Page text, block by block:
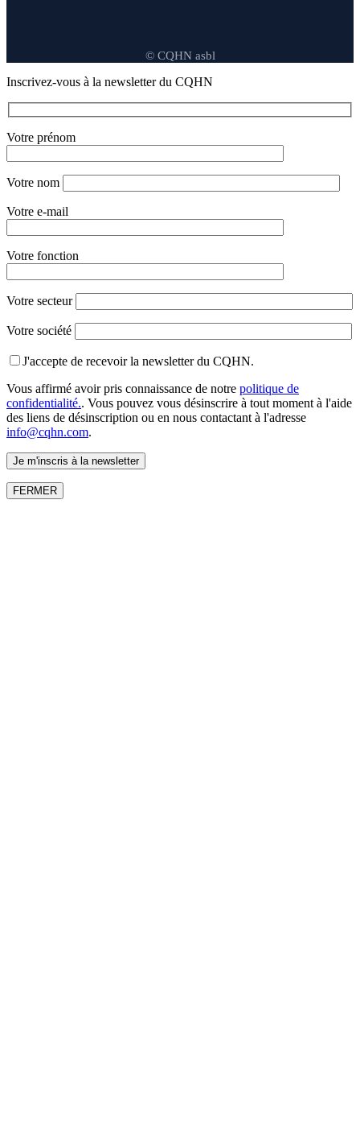
© CQHN asbl
Inscrivez-vous à la newsletter du CQHN
Votre prénom
Votre nom
Votre e-mail
Votre fonction
Votre secteur
Votre société
J'accepte de recevoir la newsletter du CQHN.
Vous affirmé avoir pris connaissance de notre politique de
confidentialité.. Vous pouvez vous désinscrire à tout moment à l'aide
des liens de désinscription ou en nous contactant à l'adresse
info@cqhn.com.
FERMER